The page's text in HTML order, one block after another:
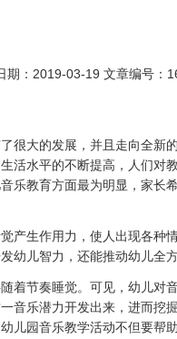
：2019-03-19 文章编号：
很大的发展，并且走向全新
活水平的不断提高，人们对
乐教育方面最为明显，家长
产生作用力，使人出现各种
幼儿智力，还能推动幼儿全方
着节奏睡觉。可见，幼儿对
音乐潜力开发出来，进而挖
儿园音乐教学活动不但要帮